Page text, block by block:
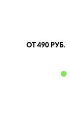
ОТ 490 РУБ.